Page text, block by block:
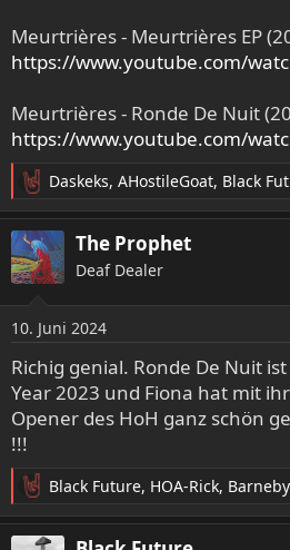
Meurtrières - Meurtrières EP
https://www.youtube.com/
Meurtrières - Ronde De Nuit
https://www.youtube.com/
R
e
a
k
t
n
e
n
:
Daskeks, AHostileGoat, Black
The Prophet
Deaf Dealer
10. Juni 2024
Richig genial. Ronde De Nuit
Year 2023 und Fiona hat mit
Opener des HoH ganz schön
!!!
R
e
a
Black Future, HOA-Rick, Barneby